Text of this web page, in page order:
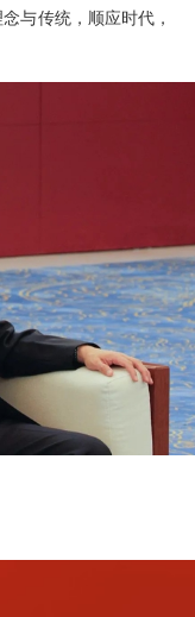
与传统，顺应时代，